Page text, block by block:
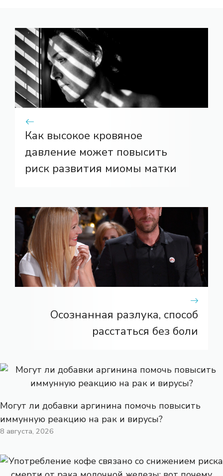
Как высокое кровяное
давление может повысить
риск развития миомы матки
Осознанная разлука, способ
расстаться без боли
Могут ли добавки аргинина помочь повысить
иммунную реакцию на рак и вирусы?
8 августа, 2026